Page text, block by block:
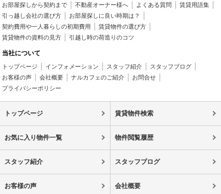
お部屋探しから契約まで 不動産オーナー様へ よくある質問
賃貸用語集
引っ越し会社の選び方
お部屋探しに良い時期は？
契約費用や一人暮らしの初期費用
賃貸物件の選び方
賃貸物件の資料の見方
引越し時の荷造りのコツ
当社について
トップページ インフォメーション スタッフ紹介
スタッフブログ
お客様の声
会社概要 ナルカフェのご紹介
お問合せ
プライバシーポリシー
トップページ 賃貸物件検索
お気に入り物件一覧 物件閲覧履歴
スタッフ紹介 スタッフブログ
お客様の声 会社概要